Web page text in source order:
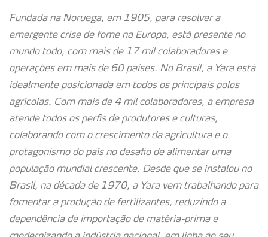
Fundada na Noruega, em 1905, para resolver a
emergente crise de fome na Europa, está presente no
mundo todo, com mais de 17 mil colaboradores e
operações em mais de 60 países. No Brasil, a Yara está
idealmente posicionada em todos os principais polos
agrícolas. Com mais de 4 mil colaboradores, a empresa
atende todos os perfis de produtores e culturas,
colaborando com o crescimento da agricultura e o
protagonismo do país no desafio de alimentar uma
população mundial crescente. Desde que se instalou no
Brasil, na década de 1970, a Yara vem trabalhando para
fomentar a produção de fertilizantes, reduzindo a
dependência de importação de matéria-prima e